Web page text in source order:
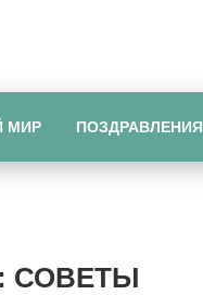
МИР ПОЗДРАВЛЕНИЯ
СОВЕТЫ